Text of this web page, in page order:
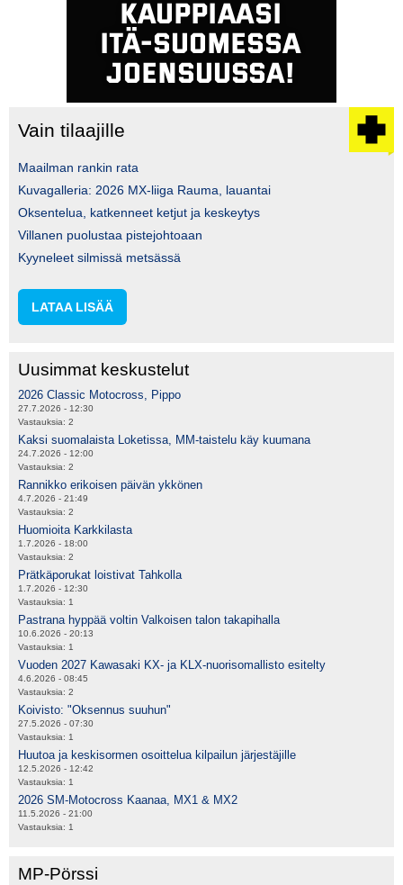
Vain tilaajille
Maailman rankin rata
Kuvagalleria: 2026 MX-liiga Rauma, lauantai
Oksentelua, katkenneet ketjut ja keskeytys
Villanen puolustaa pistejohtoaan
Kyyneleet silmissä metsässä
LATAA LISÄÄ
Uusimmat keskustelut
2026 Classic Motocross, Pippo
27.7.2026 - 12:30
Vastauksia: 2
Kaksi suomalaista Loketissa, MM-taistelu käy kuumana
24.7.2026 - 12:00
Vastauksia: 2
Rannikko erikoisen päivän ykkönen
4.7.2026 - 21:49
Vastauksia: 2
Huomioita Karkkilasta
1.7.2026 - 18:00
Vastauksia: 2
Prätkäporukat loistivat Tahkolla
1.7.2026 - 12:30
Vastauksia: 1
Pastrana hyppää voltin Valkoisen talon takapihalla
10.6.2026 - 20:13
Vastauksia: 1
Vuoden 2027 Kawasaki KX- ja KLX-nuorisomallisto esitelty
4.6.2026 - 08:45
Vastauksia: 2
Koivisto: "Oksennus suuhun"
27.5.2026 - 07:30
Vastauksia: 1
Huutoa ja keskisormen osoittelua kilpailun järjestäjille
12.5.2026 - 12:42
Vastauksia: 1
2026 SM-Motocross Kaanaa, MX1 & MX2
11.5.2026 - 21:00
Vastauksia: 1
MP-Pörssi